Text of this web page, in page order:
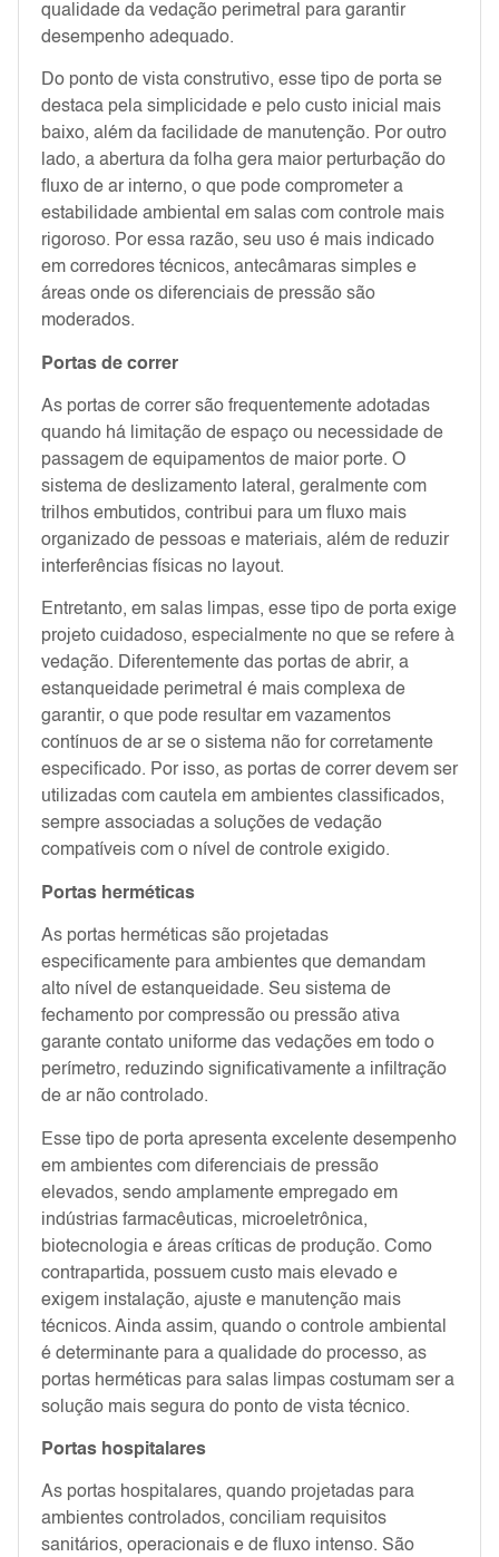
qualidade da vedação perimetral para garantir
desempenho adequado.
Do ponto de vista construtivo, esse tipo de porta se
destaca pela simplicidade e pelo custo inicial mais
baixo, além da facilidade de manutenção. Por outro
lado, a abertura da folha gera maior perturbação do
fluxo de ar interno, o que pode comprometer a
estabilidade ambiental em salas com controle mais
rigoroso. Por essa razão, seu uso é mais indicado
em corredores técnicos, antecâmaras simples e
áreas onde os diferenciais de pressão são
moderados.
Portas de correr
As portas de correr são frequentemente adotadas
quando há limitação de espaço ou necessidade de
passagem de equipamentos de maior porte. O
sistema de deslizamento lateral, geralmente com
trilhos embutidos, contribui para um fluxo mais
organizado de pessoas e materiais, além de reduzir
interferências físicas no layout.
Entretanto, em salas limpas, esse tipo de porta exige
projeto cuidadoso, especialmente no que se refere à
vedação. Diferentemente das portas de abrir, a
estanqueidade perimetral é mais complexa de
garantir, o que pode resultar em vazamentos
contínuos de ar se o sistema não for corretamente
especificado. Por isso, as portas de correr devem ser
utilizadas com cautela em ambientes classificados,
sempre associadas a soluções de vedação
compatíveis com o nível de controle exigido.
Portas herméticas
As portas herméticas são projetadas
especificamente para ambientes que demandam
alto nível de estanqueidade. Seu sistema de
fechamento por compressão ou pressão ativa
garante contato uniforme das vedações em todo o
perímetro, reduzindo significativamente a infiltração
de ar não controlado.
Esse tipo de porta apresenta excelente desempenho
em ambientes com diferenciais de pressão
elevados, sendo amplamente empregado em
indústrias farmacêuticas, microeletrônica,
biotecnologia e áreas críticas de produção. Como
contrapartida, possuem custo mais elevado e
exigem instalação, ajuste e manutenção mais
técnicos. Ainda assim, quando o controle ambiental
é determinante para a qualidade do processo, as
portas herméticas para salas limpas costumam ser a
solução mais segura do ponto de vista técnico.
Portas hospitalares
As portas hospitalares, quando projetadas para
ambientes controlados, conciliam requisitos
sanitários, operacionais e de fluxo intenso. São